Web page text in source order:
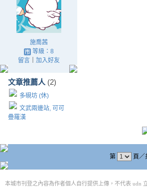
施喬茜
等級：8
留言｜ 加入好友
文章推薦人 (2)
多硯坊 (休)
文武兩邊站, 可可
疊羅漢
第 頁／
本城市刊登之內容為作者個人自行提供上傳，不代表 udn